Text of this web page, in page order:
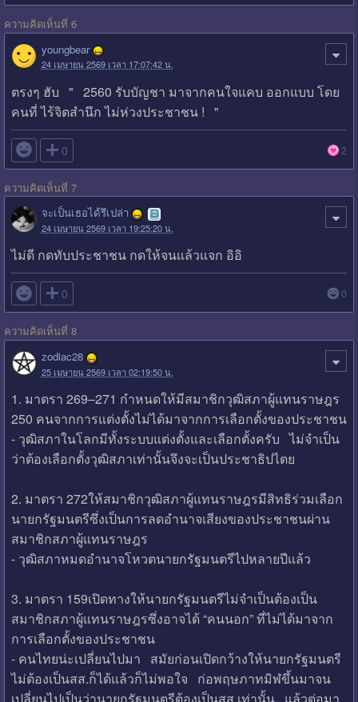
ความคิดเห็นที่ 6
youngbear
24 เมษายน 2569 เวลา 17:07:42 น.
ตรงๆ ฮับ " 2560 รับบัญชา มาจากคนใจแคบ ออกแบบ โดย
คนที่ ไร้จิตสำนึก ไม่ห่วงประชาชน ! "
 0 2
ความคิดเห็นที่ 7
จะเป็นเธอได้รึเปล่า
24 เมษายน 2569 เวลา 19:25:20 น.
ไม่ดี กดทับประชาชน กดให้จนแล้วแจก อิอิ
 0 0
ความคิดเห็นที่ 8
zodiac28
25 เมษายน 2569 เวลา 02:19:50 น.
1. มาตรา 269–271 กำหนดให้มีสมาชิกวุฒิสภาผู้แทนราษฎร
250 คนจากการแต่งตั้งไม่ได้มาจากการเลือกตั้งของประชาชน
- วุฒิสภาในโลกมีทั้งระบบแต่งตั้งและเลือกตั้งครับ ไม่จำเป็น
ว่าต้องเลือกตั้งวุฒิสภาเท่านั้นจึงจะเป็นประชาธิปไตย
2. มาตรา 272ให้สมาชิกวุฒิสภาผู้แทนราษฎรมีสิทธิร่วมเลือก
นายกรัฐมนตรีซึ่งเป็นการลดอำนาจเสียงของประชาชนผ่าน
สมาชิกสภาผู้แทนราษฎร
- วุฒิสภาหมดอำนาจโหวตนายกรัฐมนตรีไปหลายปีแล้ว
3. มาตรา 159เปิดทางให้นายกรัฐมนตรีไม่จำเป็นต้องเป็น
สมาชิกสภาผู้แทนราษฎรซึ่งอาจได้ “คนนอก” ที่ไม่ได้มาจาก
การเลือกตั้งของประชาชน
- คนไทยน่ะเปลี่ยนไปมา สมัยก่อนเปิดกว้างให้นายกรัฐมนตรี
ไม่ต้องเป็นสส.ก็ได้แล้วก็ไม่พอใจ ก่อพฤษภาทมิฬขึ้นมาจน